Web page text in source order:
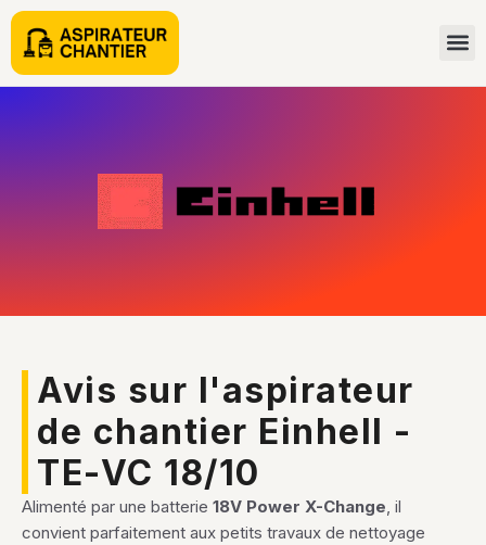
Avis sur l'aspirateur
de chantier Einhell -
TE-VC 18/10
Alimenté par une batterie 18V Power X-Change, il
convient parfaitement aux petits travaux de nettoyage